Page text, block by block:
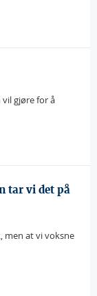
gjøre for å
tar vi det på
men at vi voksne